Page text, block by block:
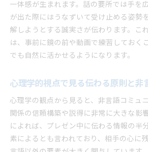
一体感が生まれます。話の要所では手を
が出た際にはうなずいて受け止める姿勢
解しようとする誠実さが伝わります。こ
は、事前に鏡の前や動画で練習しておく
でも自然に活かせるようになります。
心理学的視点で見る伝わる原則と非
心理学の観点から見ると、非言語コミュ
関係の信頼構築や説得に非常に大きな影
によれば、プレゼン中に伝わる情報の半
素によるとも言われており、相手の心に